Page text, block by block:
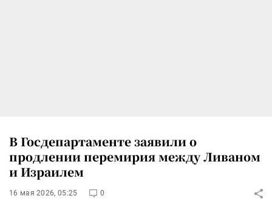
В Госдепартаменте заявили о
продлении перемирия между Ливаном
и Израилем
16 мая 2026, 05:25 0